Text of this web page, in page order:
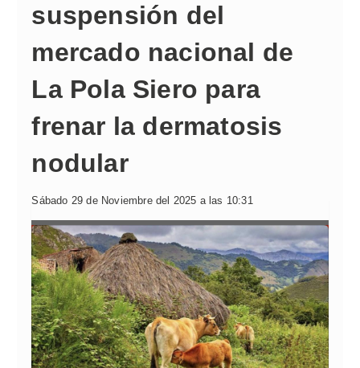
suspensión del
mercado nacional de
La Pola Siero para
frenar la dermatosis
nodular
Sábado 29 de Noviembre del 2025 a las 10:31